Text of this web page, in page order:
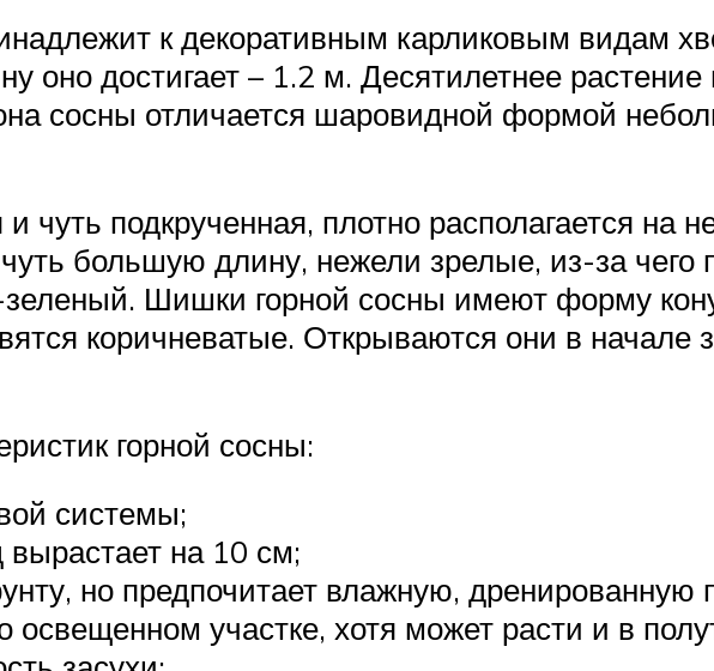
к декоративным карликовым видам
оно достигает – 1.2 м. Десятилетнее
сосны отличается шаровидной формой
чуть подкрученная, плотно располагается на
большую длину, нежели зрелые, из-за
Шишки горной сосны имеют форму
коричневатые. Открываются они в
горной сосны:
системы;
вырастает на 10 см;
но предпочитает влажную, дренированную
освещенном участке, хотя может расти и в